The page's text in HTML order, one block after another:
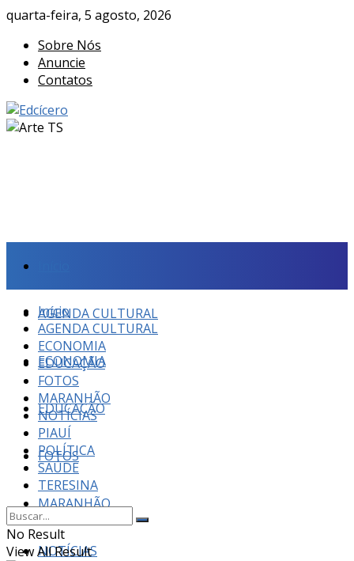
quarta-feira, 5 agosto, 2026
Sobre Nós
Anuncie
Contatos
AGENDA CULTURAL
ECONOMIA
EDUCAÇÃO
FOTOS
MARANHÃO
NOTÍCIAS
Início
AGENDA CULTURAL
ECONOMIA
EDUCAÇÃO
FOTOS
MARANHÃO
NOTÍCIAS
PIAUÍ
POLÍTICA
SAÚDE
TERESINA
No Result
View All Result